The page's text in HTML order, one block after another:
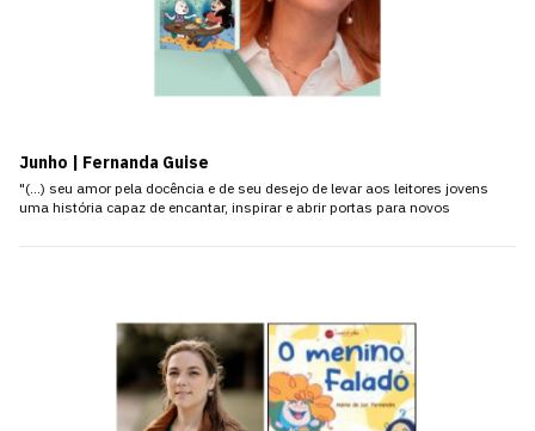
Junho | Fernanda Guise
"(…) seu amor pela docência e de seu desejo de levar aos leitores jovens
uma história capaz de encantar, inspirar e abrir portas para novos